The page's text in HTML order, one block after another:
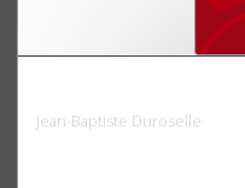
Jean-Baptiste Duroselle